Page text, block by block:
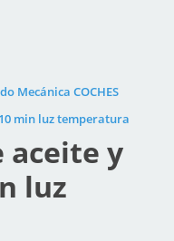
Mecánica COCHES
min luz temperatura
aceite y
luz